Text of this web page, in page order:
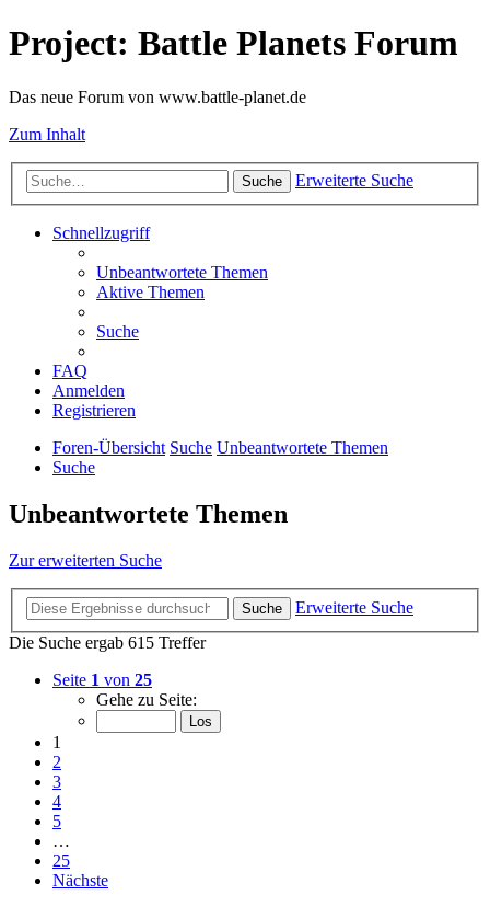
Project: Battle Planets Forum
Das neue Forum von www.battle-planet.de
Zum Inhalt
Suche Erweiterte Suche
Schnellzugriff
Unbeantwortete Themen
Aktive Themen
Suche
FAQ
Anmelden
Registrieren
Foren-Übersicht Suche Unbeantwortete Themen
Suche
Unbeantwortete Themen
Zur erweiterten Suche
Suche
Erweiterte Suche
Die Suche ergab 615 Treffer
Seite 1 von 25
Gehe zu Seite:
1
2
3
4
5
…
25
Nächste